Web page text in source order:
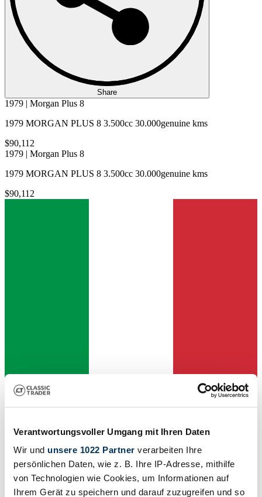
Verantwortungsvoller Umgang mit Ihren Daten
Wir und unsere 1022 Partner verarbeiten Ihre
persönlichen Daten, wie z. B. Ihre IP-Adresse, mithilfe
von Technologien wie Cookies, um Informationen auf
Ihrem Gerät zu speichern und darauf zuzugreifen und so
Share
1979 | Morgan Plus 8
1979 MORGAN PLUS 8 3.500cc 30.000genuine kms
$90,112
1979 | Morgan Plus 8
1979 MORGAN PLUS 8 3.500cc 30.000genuine kms
$90,112
Dealer